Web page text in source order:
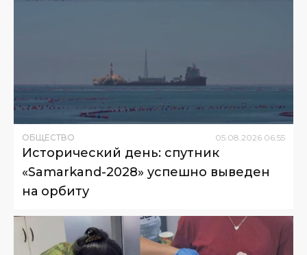
ОБЩЕСТВО 05 08 2026 06:55
Исторический день: спутник
«Samarkand-2028» успешно выведен
на орбиту